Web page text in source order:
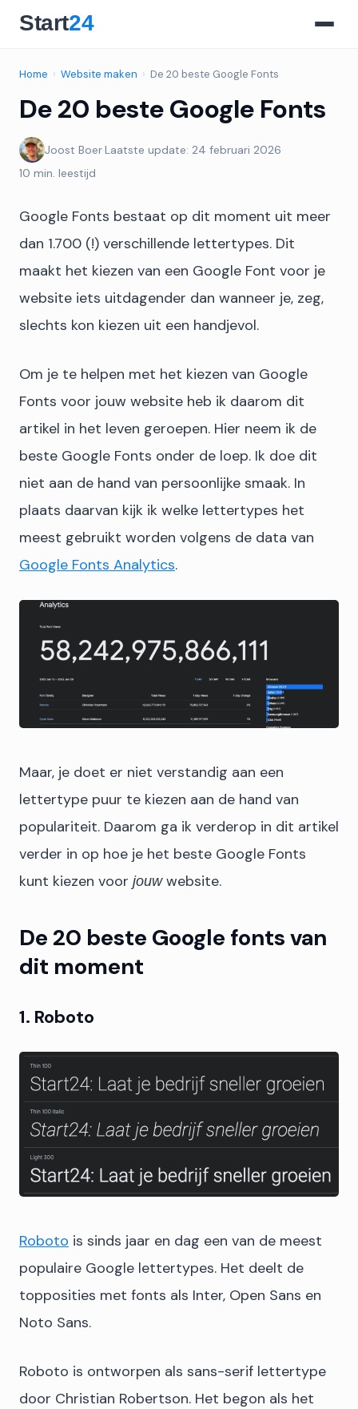
Home › Website maken › De 20 beste Google Fonts
De 20 beste Google Fonts
Joost Boer·Laatste update: 24 februari 2026·
10 min. leestijd
Google Fonts bestaat op dit moment uit meer
dan 1.700 (!) verschillende lettertypes. Dit
maakt het kiezen van een Google Font voor je
website iets uitdagender dan wanneer je, zeg,
slechts kon kiezen uit een handjevol.
Om je te helpen met het kiezen van Google
Fonts voor jouw website heb ik daarom dit
artikel in het leven geroepen. Hier neem ik de
beste Google Fonts onder de loep. Ik doe dit
niet aan de hand van persoonlijke smaak. In
plaats daarvan kijk ik welke lettertypes het
meest gebruikt worden volgens de data van
Google Fonts Analytics.
Maar, je doet er niet verstandig aan een
lettertype puur te kiezen aan de hand van
populariteit. Daarom ga ik verderop in dit artikel
verder in op hoe je het beste Google Fonts
kunt kiezen voor jouwwebsite.
De 20 beste Google fonts van
dit moment
1. Roboto
Roboto is sinds jaar en dag een van de meest
populaire Google lettertypes. Het deelt de
topposities met fonts als Inter, Open Sans en
Noto Sans.
Roboto is ontworpen als sans-serif lettertype
door Christian Robertson. Het begon als het